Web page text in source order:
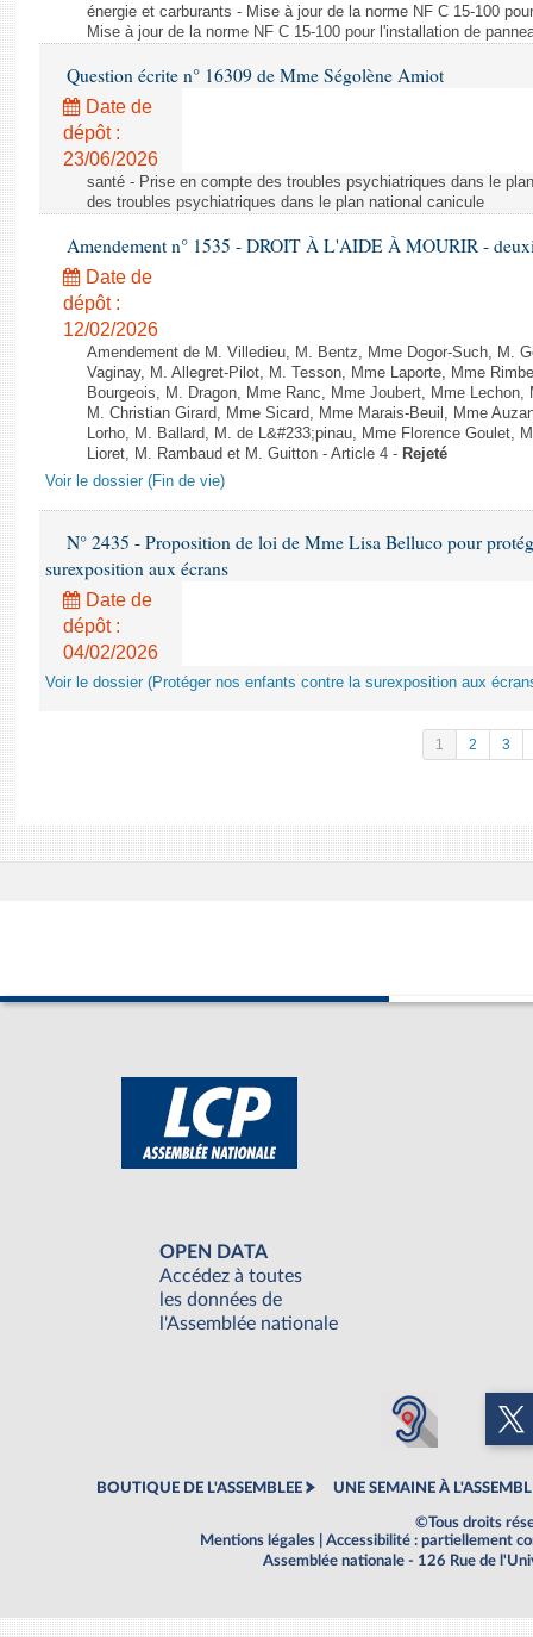
énergie et carburants - Mise à jour de la norme NF C 15-100
Mise à jour de la norme NF C 15-100 pour l'installation de
Question écrite n° 16309 de Mme Ségolène Amiot
Date de
dépôt :
23/06/2026
santé - Prise en compte des troubles psychiatriques dans le
des troubles psychiatriques dans le plan national canicule
Amendement n° 1535 - DROIT À L'AIDE À MOURIR -
Date de
dépôt :
12/02/2026
Amendement de M. Villedieu, M. Bentz, Mme Dogor-Such, M.
Vaginay, M. Allegret-Pilot, M. Tesson, Mme Laporte, Mme
Bourgeois, M. Dragon, Mme Ranc, Mme Joubert, Mme
M. Christian Girard, Mme Sicard, Mme Marais-Beuil, Mme
Lorho, M. Ballard, M. de L&#233;pinau, Mme Florence Goulet,
Lioret, M. Rambaud et M. Guitton - Article 4 - Rejeté
Voir le dossier (Fin de vie)
N° 2435 - Proposition de loi de Mme Lisa Belluco pour
surexposition aux écrans
Date de
dépôt :
04/02/2026
Voir le dossier (Protéger nos enfants contre la surexposition aux
1 2 3
OPEN DATA
Accédez à toutes
les données de
l'Assemblée nationale
BOUTIQUE DE L'ASSEMBLEE UNE SEMAINE À
©Tous droits
Mentions légales
Accessibilité : partiellement
Assemblée nationale - 126 Rue de